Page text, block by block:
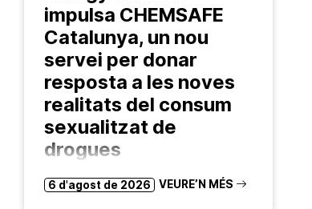
impulsa CHEMSAFE
Catalunya, un nou
servei per donar
resposta a les noves
realitats del consum
sexualitzat de
drogues
El projecte ofereix assessorament
6 d'agost de 2026 VEURE’N MÉS